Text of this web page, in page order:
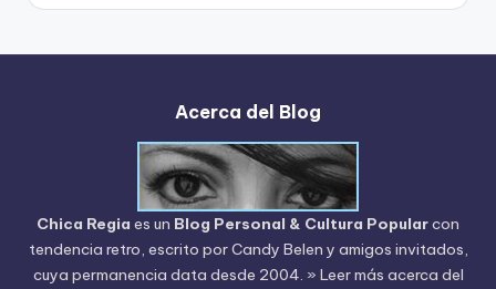
Blog
Acerca del Blog
Chica Regia es un Blog Personal & Cultura Popularcon
tendencia retro, escrito porCandy Belen y amigos invitados,
cuya permanencia data desde 2004. » Leer más acerca del